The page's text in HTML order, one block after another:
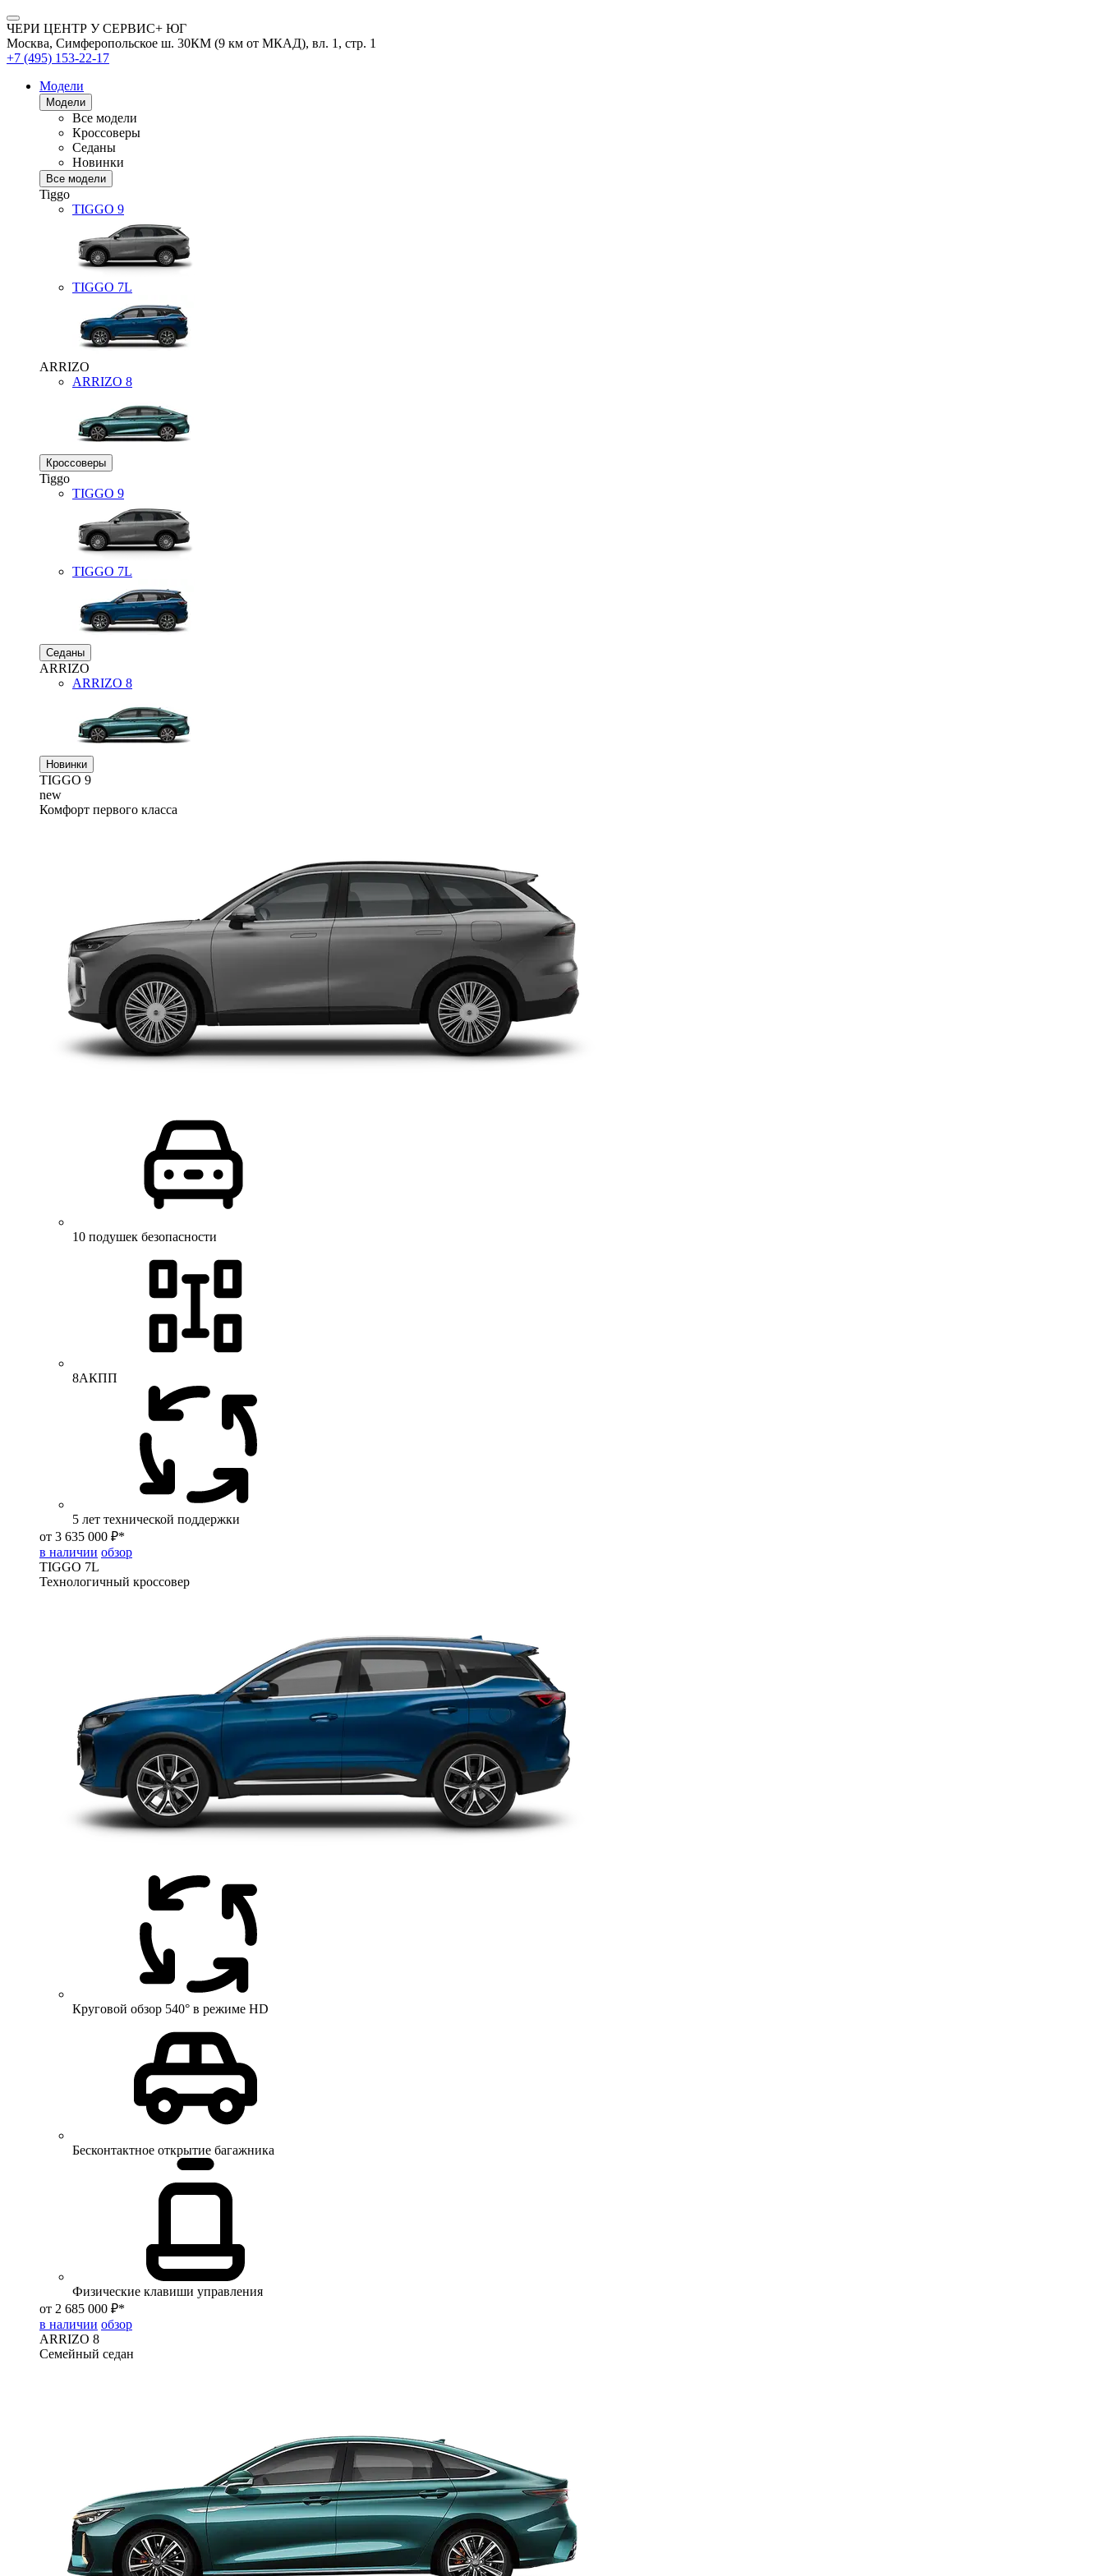
ЧЕРИ ЦЕНТР У СЕРВИС+ ЮГ
Москва, Симферопольское ш. 30КМ (9 км от МКАД), вл. 1, стр. 1
+7 (495) 153-22-17
Модели
Модели
Все модели
Кроссоверы
Седаны
Новинки
Все модели
Tiggo
TIGGO 9
TIGGO 7L
ARRIZO
ARRIZO 8
Кроссоверы
Tiggo
TIGGO 9
TIGGO 7L
Седаны
ARRIZO
ARRIZO 8
Новинки
TIGGO 9
new
Комфорт первого класса
10 подушек безопасности
8АКПП
5 лет технической поддержки
от 3 635 000 ₽*
в наличии обзор
TIGGO 7L
Технологичный кроссовер
Круговой обзор 540° в режиме HD
Бесконтактное открытие багажника
Физические клавиши управления
от 2 685 000 ₽*
в наличии обзор
ARRIZO 8
Семейный седан